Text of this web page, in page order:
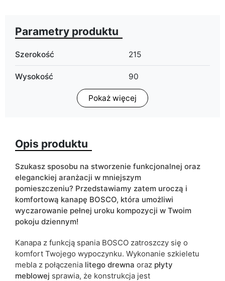
Parametry produktu
Szerokość 215
Wysokość 90
90
Funkcja spania
ean13 5906213907110
Termin dostawy: 21 dni roboczych
Ze względu na proces produkcyjny i właściwości materiałów,
możliwe są tolerancje wymiarowe na poziomie +/- 2–3 cm.
Pokaż więcej
Opis produktu
Szukasz sposobu na stworzenie funkcjonalnej oraz
eleganckiej aranżacji w mniejszym
pomieszczeniu? Przedstawiamy zatem uroczą i
komfortową kanapę BOSCO, która umożliwi
wyczarowanie pełnej uroku kompozycji w Twoim
pokoju dziennym!
Kanapa z funkcją spania BOSCO zatroszczy się o
komfort Twojego wypoczynku. Wykonanie szkieletu
mebla z połączenia litego drewna oraz płyty
meblowej sprawia, że konstrukcja jest